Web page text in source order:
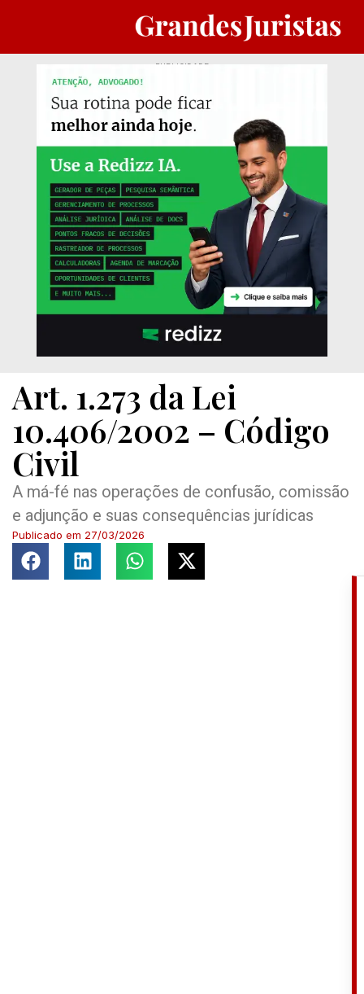
PUBLICIDADE
Art. 1.273 da Lei
10.406/2002 – Código
Civil
A má-fé nas operações de confusão, comissão
e adjunção e suas consequências jurídicas
Publicado em 27/03/2026